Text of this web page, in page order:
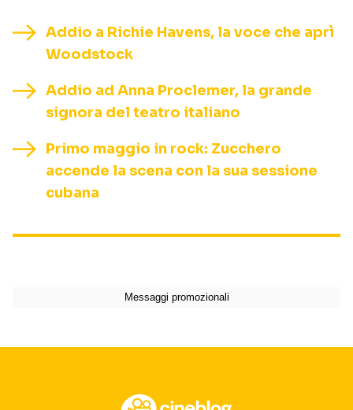
Addio a Richie Havens, la voce che aprì
Woodstock
Addio ad Anna Proclemer, la grande
signora del teatro italiano
Primo maggio in rock: Zucchero
accende la scena con la sua sessione
cubana